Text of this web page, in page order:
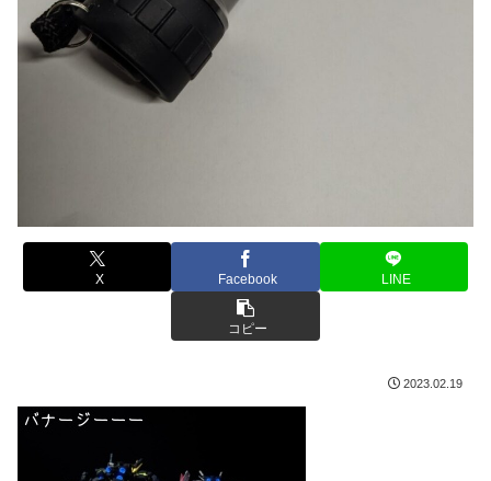
X Facebook LINE
コピー
2023.02.19